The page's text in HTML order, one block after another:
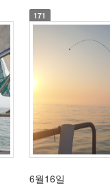
171
6월16일